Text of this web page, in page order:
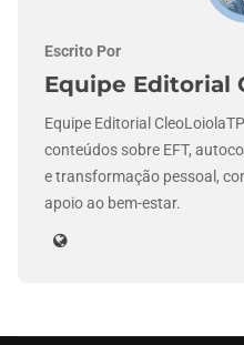
Escrito Por
Equipe Editorial
Equipe Editorial
conteúdos sobre EFT,
e transformação pessoal,
apoio ao bem-estar.